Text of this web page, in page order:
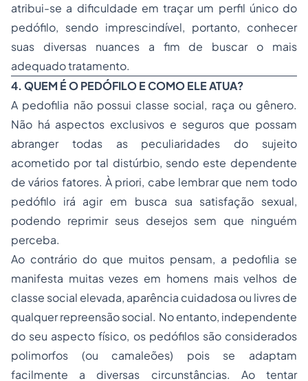
atribui-se a dificuldade em traçar um perfil único do
pedófilo, sendo imprescindível, portanto, conhecer
suas diversas nuances a fim de buscar o mais
adequado tratamento.
4. QUEM É O PEDÓFILO E COMO ELE ATUA?
A pedofilia não possui classe social, raça ou gênero.
Não há aspectos exclusivos e seguros que possam
abranger todas as peculiaridades do sujeito
acometido por tal distúrbio, sendo este dependente
de vários fatores. À priori, cabe lembrar que nem todo
pedófilo irá agir em busca sua satisfação sexual,
podendo reprimir seus desejos sem que ninguém
perceba.
Ao contrário do que muitos pensam, a pedofilia se
manifesta muitas vezes em homens mais velhos de
classe social elevada, aparência cuidadosa ou livres de
qualquer repreensão social. No entanto, independente
do seu aspecto físico, os pedófilos são considerados
polimorfos (ou camaleões) pois se adaptam
facilmente a diversas circunstâncias. Ao tentar